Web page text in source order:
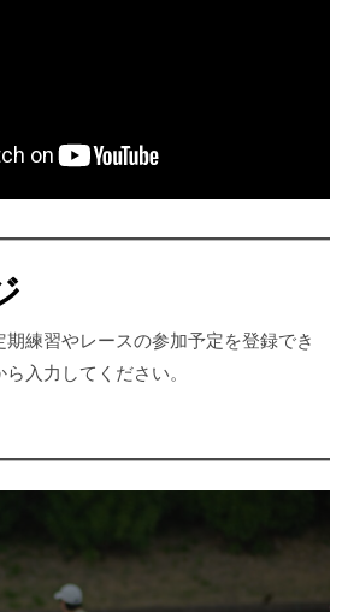
期練習やレースの参加予定を登録でき
入力してください。